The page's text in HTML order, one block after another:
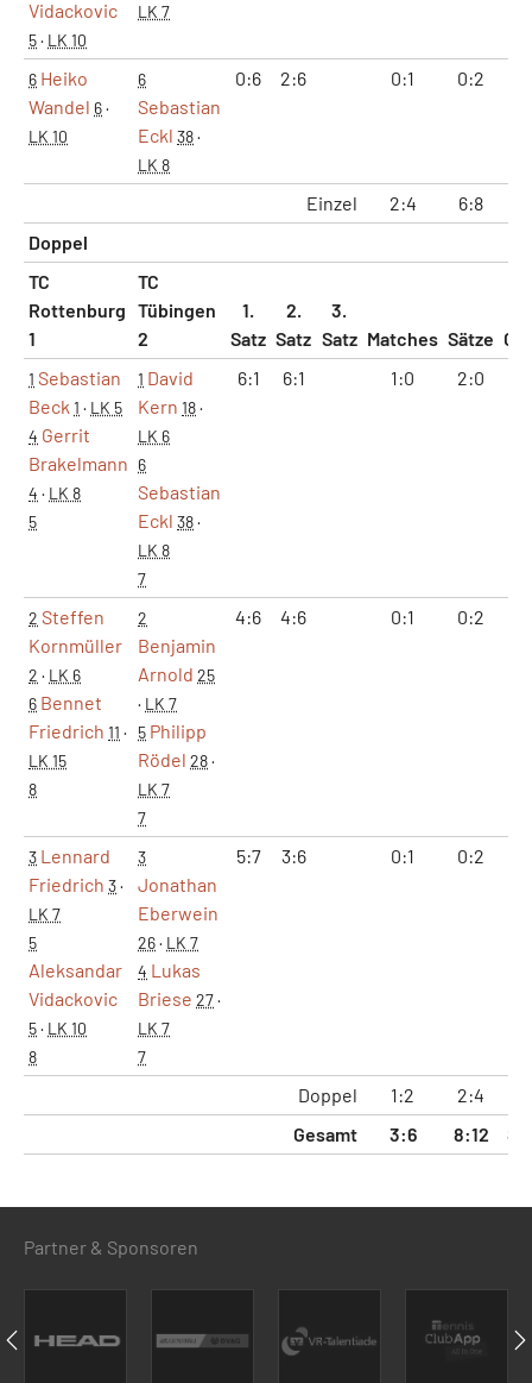
Vidackovic
5· LK 10
LK 7
6 Heiko
Wandel 6·
LK 10
6
Sebastian
Eckl 38·
LK 8
0:6 2:6 0:1 0:2
Einzel 2:4 6:8
Doppel
TC
Rottenburg
1
TC
Tübingen
2
1.
Satz
2.
Satz
3.
Satz Matches Sätze
1 Sebastian
Beck 1 · LK 5
4 Gerrit
Brakelmann
4 · LK 8
5
1 David
Kern 18·
LK 6
6
Sebastian
Eckl 38·
LK 8
7
6:1 6:1 1:0 2:0
2 Steffen
Kornmüller
2 · LK 6
6 Bennet
Friedrich 11 ·
LK 15
8
2
Benjamin
Arnold 25
· LK 7
5 Philipp
Rödel 28·
LK 7
7
4:6 4:6 0:1 0:2
3 Lennard
Friedrich 3·
LK 7
5
Aleksandar
Vidackovic
5· LK 10
8
3
Jonathan
Eberwein
26· LK 7
4 Lukas
Briese 27·
LK 7
7
5:7 3:6 0:1 0:2
Doppel 1:2 2:4
Gesamt
3:6 8:12
Partner & Sponsoren